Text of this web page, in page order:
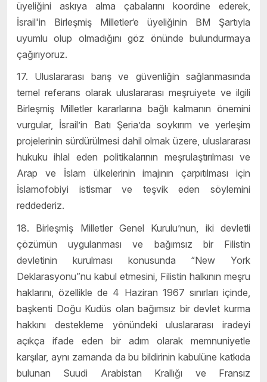
üyeliğini askıya alma çabalarını koordine ederek,
İsrail'in Birleşmiş Milletler‘e üyeliğinin BM Şartıyla
uyumlu olup olmadığını göz önünde bulundurmaya
çağırıyoruz.
17. Uluslararası barış ve güvenliğin sağlanmasında
temel referans olarak uluslararası meşruiyete ve ilgili
Birleşmiş Milletler kararlarına bağlı kalmanın önemini
vurgular, İsrail’in Batı Şeria’da soykırım ve yerleşim
projelerinin sürdürülmesi dahil olmak üzere, uluslararası
hukuku ihlal eden politikalarının meşrulaştırılması ve
Arap ve İslam ülkelerinin imajının çarpıtılması için
İslamofobiyi istismar ve teşvik eden söylemini
reddederiz.
18. Birleşmiş Milletler Genel Kurulu’nun, iki devletli
çözümün uygulanması ve bağımsız bir Filistin
devletinin kurulması konusunda “New York
Deklarasyonu”nu kabul etmesini, Filistin halkının meşru
haklarını, özellikle de 4 Haziran 1967 sınırları içinde,
başkenti Doğu Kudüs olan bağımsız bir devlet kurma
hakkını destekleme yönündeki uluslararası iradeyi
açıkça ifade eden bir adım olarak memnuniyetle
karşılar, aynı zamanda da bu bildirinin kabulüne katkıda
bulunan Suudi Arabistan Krallığı ve Fransız